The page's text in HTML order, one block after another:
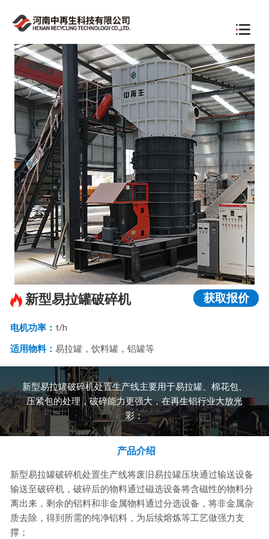
新型易拉罐破碎机 获取报价
电机功率： t/h
适用物料： 易拉罐，饮料罐，铝罐等
新型易拉罐破碎机处置生产线主要用于易拉罐、棉花包、
压紧包的处理，破碎能力更强大，在再生铝行业大放光
彩；
产品介绍
新型易拉罐破碎机处置生产线将废旧易拉罐压块通过输送设备
输送至破碎机，破碎后的物料通过磁选设备将含磁性的物料分
离出来，剩余的铝料和非金属物料通过分选设备，将非金属杂
质去除，得到所需的纯净铝料，为后续熔炼等工艺做强力支
撑；